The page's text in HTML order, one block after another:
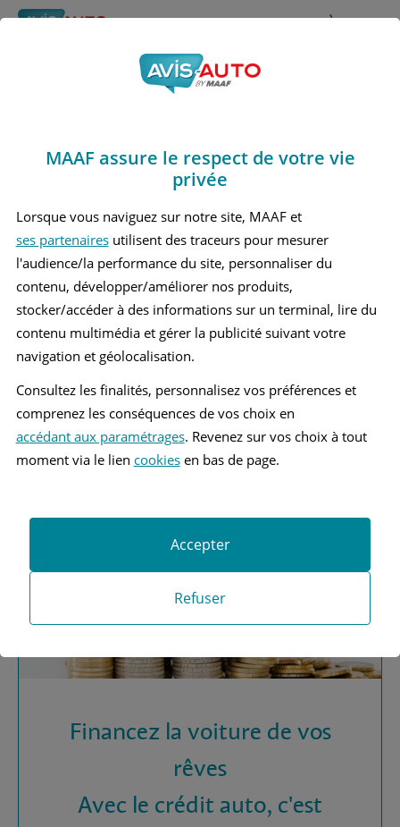
Rechercher À propos
Obtenir un devis d'assurance auto MAAF
Avis Maserati Levante
MASERATI LEVANTE 1 GRAND SUV
Vous recherchez une
assurance automobile ?
Obtenez vos devis MAAF
Financez la voiture de vos
rêves
Avec le crédit auto, c'est
MAAF assure le respect de votre vie
privée
Lorsque vous naviguez sur notre site, MAAF et
ses partenairesutilisent des traceurs pour mesurer
l'audience/la performance du site, personnaliser du
contenu, développer/améliorer nos produits,
stocker/accéder à des informations sur un terminal, lire du
contenu multimédia et gérer la publicité suivant votre
navigation et géolocalisation.
Consultez les finalités, personnalisez vos préférences et
comprenez les conséquences de vos choix en
accédant aux paramétrages. Revenez sur vos choix à tout
moment via le lien cookiesen bas de page.
Refuser
Accepter